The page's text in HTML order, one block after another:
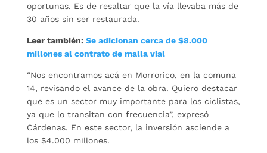
oportunas. Es de resaltar que la vía llevaba más de
30 años sin ser restaurada.
Leer también: Se adicionan cerca de $8.000
millones al contrato de malla vial
“Nos encontramos acá en Morrorico, en la comuna
14, revisando el avance de la obra. Quiero destacar
que es un sector muy importante para los ciclistas,
ya que lo transitan con frecuencia”, expresó
Cárdenas. En este sector, la inversión asciende a
los $4.000 millones.